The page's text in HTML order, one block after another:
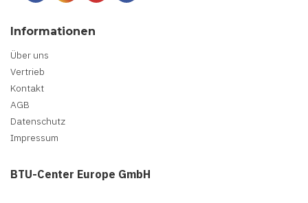
Informationen
Über uns
Vertrieb
Kontakt
AGB
Datenschutz
Impressum
BTU-Center Europe GmbH